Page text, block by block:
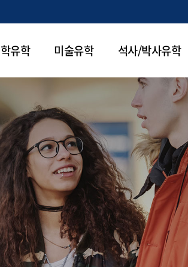
유학 미술유학 석사/박사유학